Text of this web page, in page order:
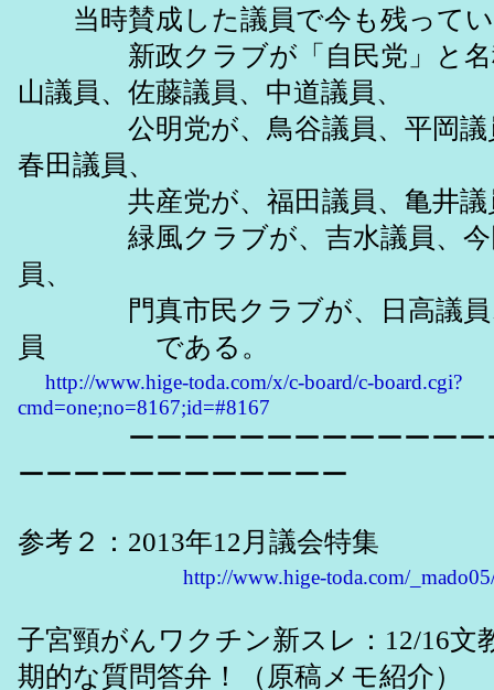
当時賛成した議員で今も残ってい
新政クラブが「自民党」と名
山議員、佐藤議員、中道議員、
公明党が、鳥谷議員、平岡議
春田議員、
共産党が、福田議員、亀井議
緑風クラブが、吉水議員、今
員、
門真市民クラブが、日高議員
員 である。
http://www.hige-toda.com/x/c-board/c-board.cgi?
cmd=one;no=8167;id=#8167
ーーーーーーーーーーーーー
ーーーーーーーーーーーー
参考２：2013年12月議会特集
http://www.hige-toda.com/
子宮頸がんワクチン新スレ：12/16文
期的な質問答弁！（原稿メモ紹介）